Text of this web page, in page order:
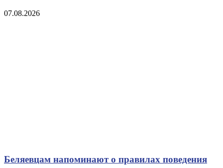
07.08.2026
Беляевцам напоминают о правилах поведения